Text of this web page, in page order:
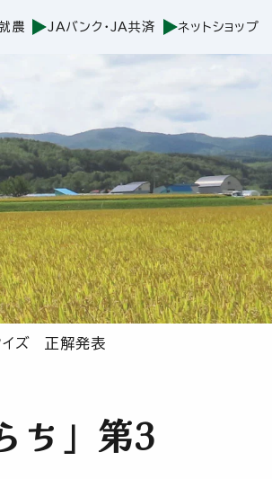
農 JAバンク・JA共済 ネットショップ
イズ 正解発表
ち」第3